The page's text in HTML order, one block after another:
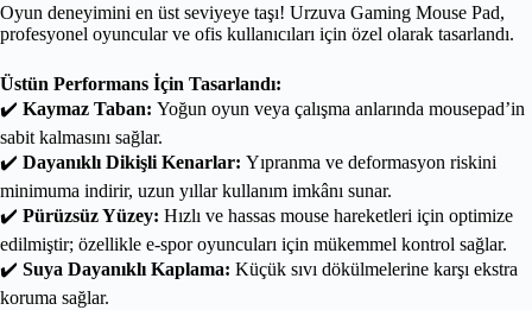
Oyun deneyimini en üst seviyeye taşı! Urzuva Gaming Mouse Pad,
profesyonel oyuncular ve ofis kullanıcıları için özel olarak tasarlandı.
Üstün Performans İçin Tasarlandı:
✔️ Kaymaz Taban: Yoğun oyun veya çalışma anlarında mousepad’in
sabit kalmasını sağlar.
✔️ Dayanıklı Dikişli Kenarlar: Yıpranma ve deformasyon riskini
minimuma indirir, uzun yıllar kullanım imkânı sunar.
✔️ Pürüzsüz Yüzey: Hızlı ve hassas mouse hareketleri için optimize
edilmiştir; özellikle e-spor oyuncuları için mükemmel kontrol sağlar.
✔️ Suya Dayanıklı Kaplama: Küçük sıvı dökülmelerine karşı ekstra
koruma sağlar.